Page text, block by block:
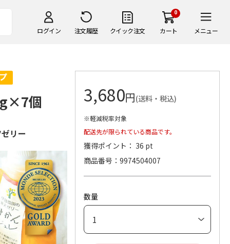
ログイン 注文履歴 クイック注文
0
カート メニュー
個
リー
3,680円(送料・税込)
※軽減税率対象
配送先が限られている商品です。
獲得ポイント： 36 pt
商品番号
9974504007
数量